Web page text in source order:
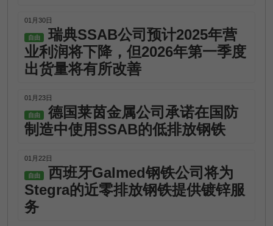
01月30日
自由
瑞典SSAB公司预计2025年营
业利润将下降，但2026年第一季度
出货量将有所改善
01月23日
自由
德国莱茵金属公司承诺在国防
制造中使用SSAB的低排放钢铁
01月22日
自由
西班牙Galmed钢铁公司将为
Stegra的近零排放钢铁提供镀锌服
务